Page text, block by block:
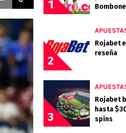
1
2
Rojabet
reseña
3
Rojabet
hasta
spins